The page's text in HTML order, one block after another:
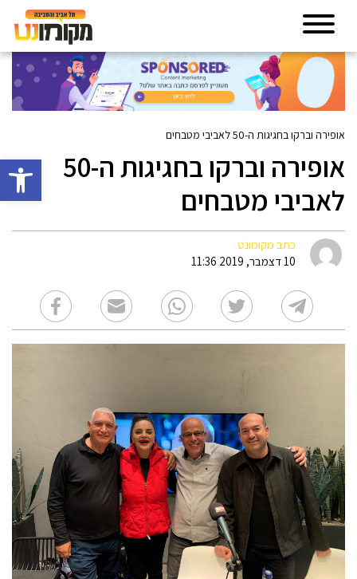
פתח
אופירה וברקו בחגיגות ה-50 לאביבי מטבחים‎
אופירה וברקו בחגיגות ה-50
לאביבי מטבחים‎
כתב מקומונט
10 דצמבר, 2019 11:36